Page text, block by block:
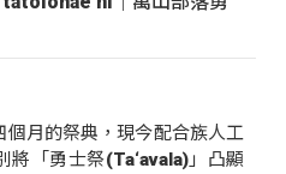
月的祭典，現今配合族人工
將「勇士祭(Ta‘avala)」凸顯